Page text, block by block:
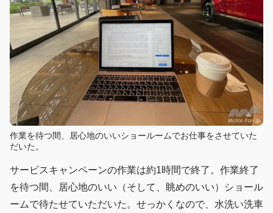
作業を待つ間、居心地のいいショールームでお仕事をさせていた
だいた。
サービスキャンペーンの作業は約1時間で終了。作業終了
を待つ間、居心地のいい（そして、眺めのいい）ショール
ームで待たせていただいた。せっかくなので、水洗い洗車